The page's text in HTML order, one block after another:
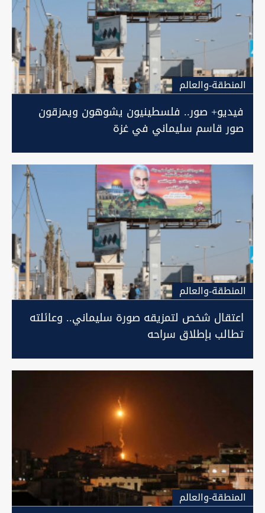
المنطقة-والعالم
فيديو+ صور.. فلسطينيون يشوهون ويمزقون
صور قاسم سليماني في غزة
المنطقة-والعالم
اعتقال شخص لتمزيقه صورة سليماني.. وعائلته
تطالب بإطلاق سراحه
المنطقة-والعالم